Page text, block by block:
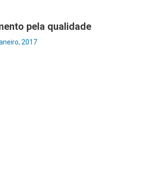
pela qualidade
2017